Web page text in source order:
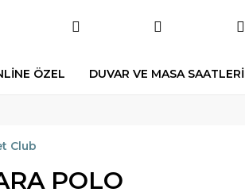
ÖZEL DUVAR VE MASA SAATLERİ
Club
POLO